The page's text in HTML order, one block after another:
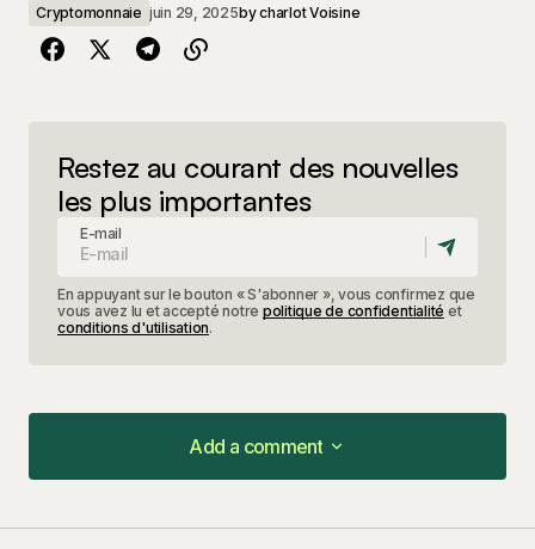
Cryptomonnaie juin 29, 2025bycharlot Voisine
Restez au courant des nouvelles
les plus importantes
E-mail
En appuyant sur le bouton « S'abonner », vous confirmez que
vous avez lu et accepté notre politique de confidentialité et
conditions d'utilisation.
Add a comment
Add a comment